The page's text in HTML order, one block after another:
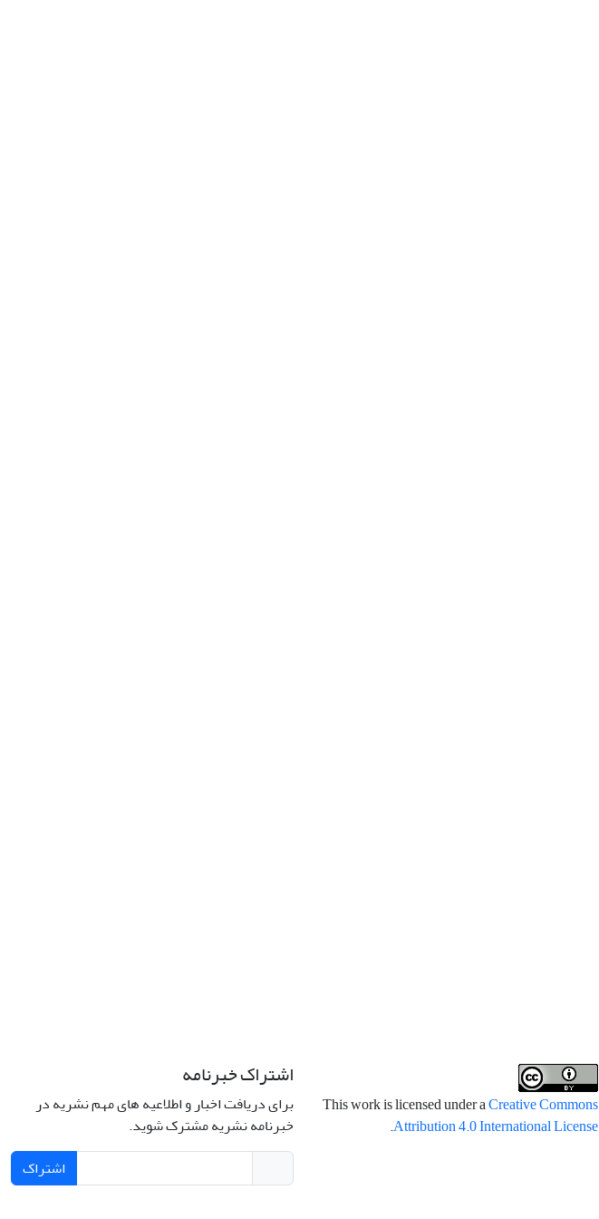
This work is licensed under aCreative Commons
Attribution 4.0 International License
.
اشتراک خبرنامه
برای دریافت اخبار و اطلاعیه های مهم نشریه در
خبرنامه نشریه مشترک شوید.
اشتراک